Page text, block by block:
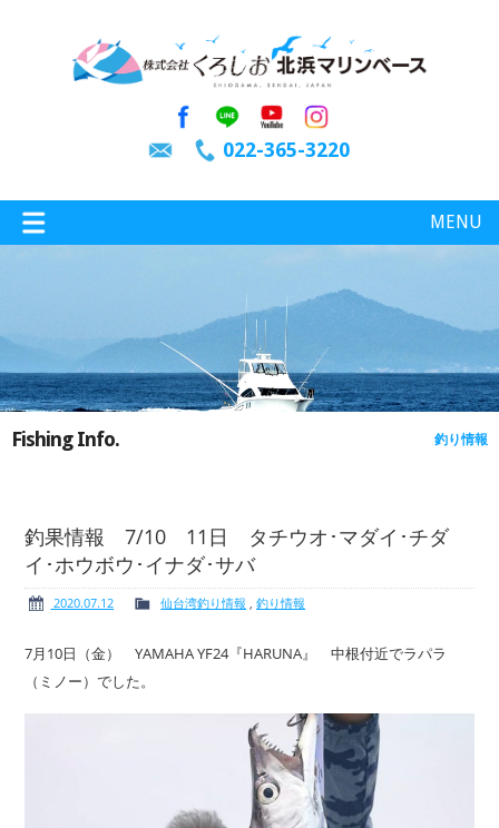
022-365-3220
MENU
特選情報
ボート免許
イベント情報
Fishing Info. 釣り情報
釣果情報 7/10 11日 タチウオ･マダイ･チダ
イ･ホウボウ･イナダ･サバ
2020.07.12 仙台湾釣り情報 ,釣り情報
7月10日（金） YAMAHA YF24『HARUNA』 中根付近でラパラ
（ミノー）でした。